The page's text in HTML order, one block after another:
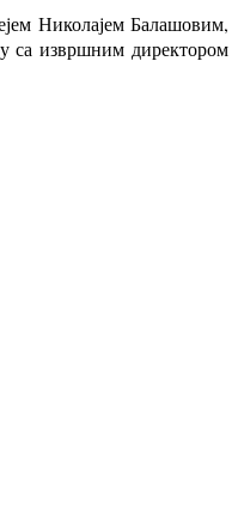
Николајем Балашовим,
са извршним директором